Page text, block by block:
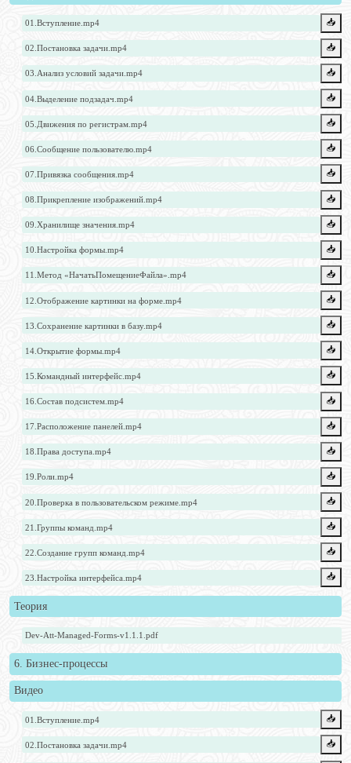
01.Вступление.mp4 📥️
02.Постановка задачи.mp4 📥️
03.Анализ условий задачи.mp4 📥️
04.Выделение подзадач.mp4 📥️
05.Движения по регистрам.mp4 📥️
06.Сообщение пользователю.mp4 📥️
07.Привязка сообщения.mp4 📥️
08.Прикрепление изображений.mp4 📥️
09.Хранилище значения.mp4 📥️
10.Настройка формы.mp4 📥️
11.Метод «НачатьПомещениеФайла».mp4 📥️
12.Отображение картинки на форме.mp4 📥️
13.Сохранение картинки в базу.mp4 📥️
14.Открытие формы.mp4 📥️
15.Командный интерфейс.mp4 📥️
16.Состав подсистем.mp4 📥️
17.Расположение панелей.mp4 📥️
18.Права доступа.mp4 📥️
19.Роли.mp4 📥️
20.Проверка в пользовательском режиме.mp4 📥️
21.Группы команд.mp4 📥️
22.Создание групп команд.mp4 📥️
23.Настройка интерфейса.mp4 📥️
Теория
Dev-Att-Managed-Forms-v1.1.1.pdf
6. Бизнес-процессы
Видео
01.Вступление.mp4 📥️
02.Постановка задачи.mp4 📥️